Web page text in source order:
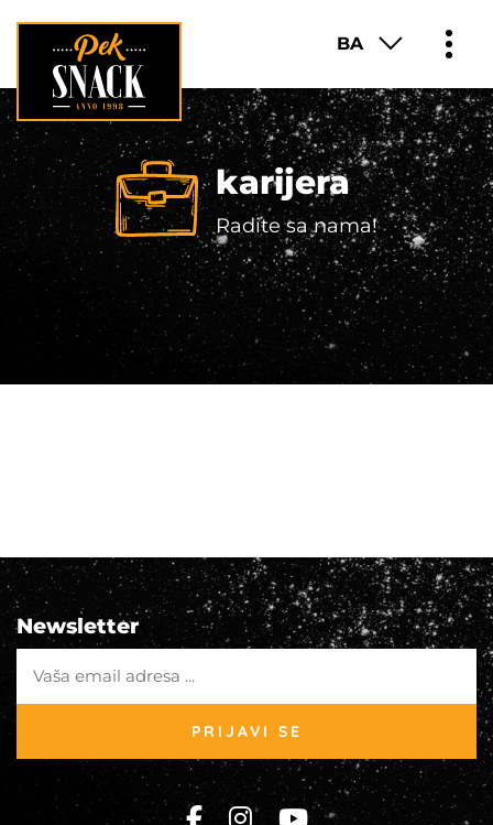
PROIZVODI
O NAMA
FRANŠIZA
KARIJERA
KONTAKT
BA
karijera
Radite sa nama!
Newsletter
PRIJAVI SE